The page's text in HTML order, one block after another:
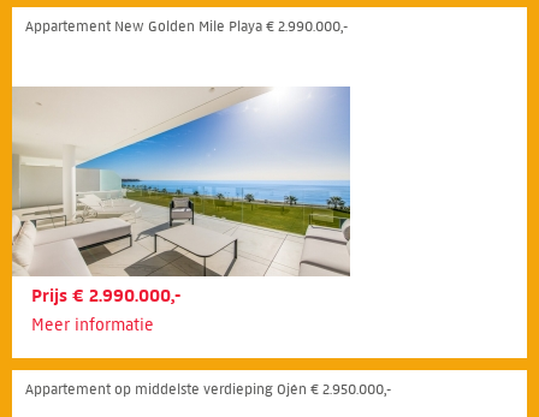
Appartement New Golden Mile Playa € 2.990.000,-
Prijs € 2.990.000,-
Meer informatie
Appartement op middelste verdieping Ojén € 2.950.000,-